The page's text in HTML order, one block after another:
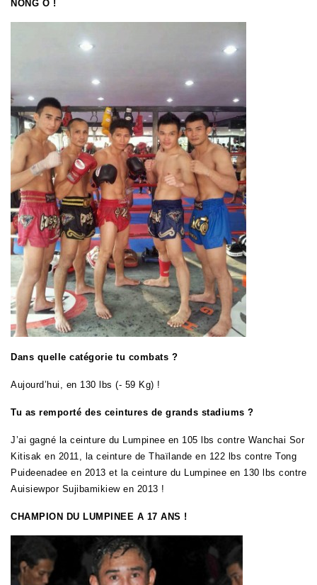
NONG O !
Dans quelle catégorie tu combats ?
Aujourd’hui, en 130 lbs (- 59 Kg) !
Tu as remporté des ceintures de grands stadiums ?
J’ai gagné la ceinture du Lumpinee en 105 lbs contre Wanchai Sor
Kitisak en 2011, la ceinture de Thaïlande en 122 lbs contre Tong
Puideenadee en 2013 et la ceinture du Lumpinee en 130 lbs contre
Auisiewpor Sujibamikiew en 2013 !
CHAMPION DU LUMPINEE A 17 ANS !